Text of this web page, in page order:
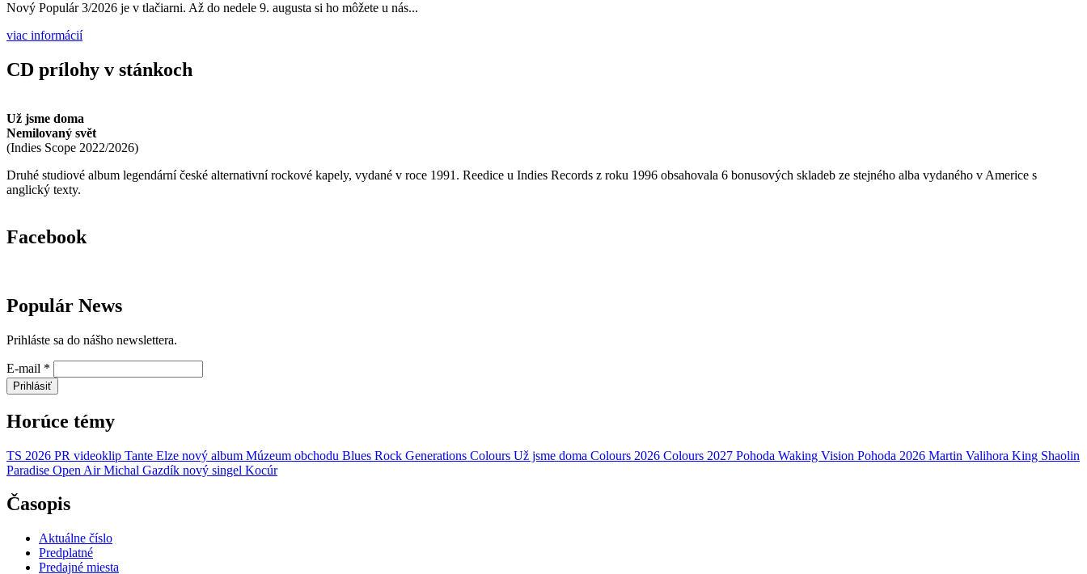
Nový Populár 3/2026 je v tlačiarni. Až do nedele 9. augusta si ho môžete u nás...
viac informácií
CD prílohy v stánkoch
Už jsme doma
Nemilovaný svět
(Indies Scope 2022/2026)
Druhé studiové album legendární české alternativní rockové kapely, vydané v roce 1991. Reedice u Indies Records z roku 1996 obsahovala 6 bonusových skladeb ze stejného alba vydaného v Americe s
anglický texty.
Facebook
Populár News
Prihláste sa do nášho newslettera.
E-mail *
Prihlásiť
Horúce témy
TS 2026 PR videoklip Tante Elze nový album Múzeum obchodu Blues Rock Generations Colours Už jsme doma Colours 2026 Colours 2027 Pohoda Waking Vision Pohoda 2026 Martin Valihora King Shaolin
Paradise Open Air Michal Gazdík nový singel Kocúr
Časopis
Aktuálne číslo
Predplatné
Predajné miesta